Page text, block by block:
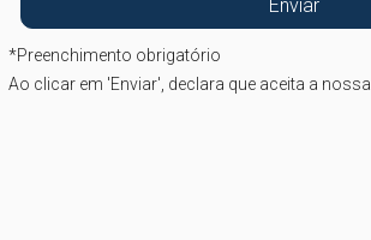
*Preenchimento obrigatório
Ao clicar em 'Enviar', declara que aceita a nossa